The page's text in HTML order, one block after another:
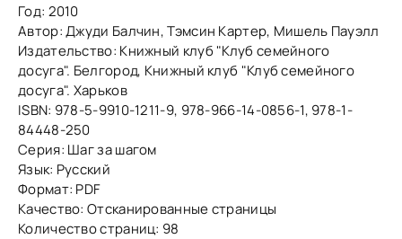
Год: 2010
Автор: Джуди Балчин, Тэмсин Картер, Мишель Пауэлл
Издательство: Книжный клуб "Клуб семейного
досуга". Белгород, Книжный клуб "Клуб семейного
досуга". Харьков
ISBN: 978-5-9910-1211-9, 978-966-14-0856-1, 978-1-
84448-250
Серия: Шаг за шагом
Язык: Русский
Формат: PDF
Качество: Отсканированные страницы
Количество страниц: 98